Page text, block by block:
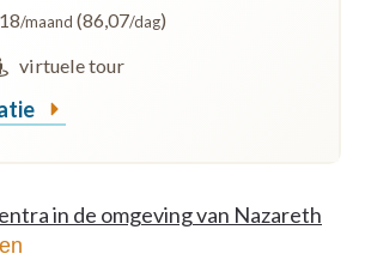
/maand (86,07/dag)
virtuele tour
in de omgeving van Nazareth